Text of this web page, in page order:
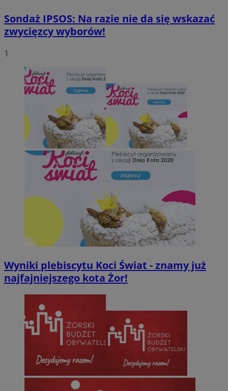
Sondaż IPSOS: Na razie nie da się wskazać
zwycięzcy wyborów!
1
Wyniki plebiscytu Koci Świat - znamy już
najfajniejszego kota Żor!